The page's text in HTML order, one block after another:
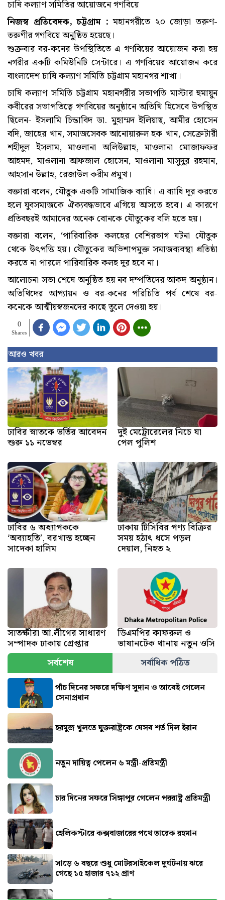
চাষি কল্যাণ সমিতির আয়োজনে গণবিয়ে
নিজস্ব প্রতিবেদক, চট্টগ্রাম : মহানগরীতে ২০ জোড়া তরুণ-
তরুণীর গণবিয়ে অনুষ্ঠিত হয়েছে।
শুক্রবার বর-কনের উপস্থিতিতে এ গণবিয়ের আয়োজন করা হয়
নগরীর একটি কমিউনিটি সেন্টারে। এ গণবিয়ের আয়োজন করে
বাংলাদেশ চাষি কল্যাণ সমিতি চট্টগ্রাম মহানগর শাখা।
চাষি কল্যাণ সমিতি চট্টগ্রাম মহানগরীর সভাপতি মাস্টার হুমায়ুন
কবীরের সভাপতিত্বে গণবিয়ের অনুষ্ঠানে অতিথি হিসেবে উপস্থিত
ছিলেন- ইসলামি চিন্তাবিদ ডা. মুহাম্মদ ইলিয়াছ, আমীর হোসেন
বদি, জাহের খান, সমাজসেবক আনোয়ারুল হক খান, সেক্রেটারী
শহীদুল ইসলাম, মাওলানা অলিউল্লাহ, মাওলানা মোজাফফর
আহমদ, মাওলানা আফজাল হোসেন, মাওলানা মাসুদুর রহমান,
আহসান উল্লাহ, রেজাউল করীম প্রমুখ।
বক্তারা বলেন, যৌতুক একটি সামাজিক ব্যাধি। এ ব্যাধি দূর করতে
হলে যুবসমাজকে ঐক্যবদ্ধভাবে এগিয়ে আসতে হবে। এ কারণে
প্রতিবছরই আমাদের অনেক বোনকে যৌতুকের বলি হতে হয়।
বক্তারা বলেন, ‘পারিবারিক কলহের বেশিরভাগ ঘটনা যৌতুক
থেকে উৎপত্তি হয়। যৌতুকের অভিশাপমুক্ত সমাজব্যবস্থা প্রতিষ্ঠা
করতে না পারলে পারিবারিক কলহ দূর হবে না।
আলোচনা সভা শেষে অনুষ্ঠিত হয় নব দম্পতিদের আকদ অনুষ্ঠান।
অতিথিদের আপ্যায়ন ও বর-কনের পরিচিতি পর্ব শেষে বর-
কনেকে আত্মীয়স্বজনদের কাছে তুলে দেওয়া হয়।
0
Shares
আরও খবর
ঢাবির স্নাতকে ভর্তির আবেদন
শুরু ১১ নভেম্বর
দুই মেট্রোরেলের নিচে যা
পেল পুলিশ
ঢাবির ৬ অধ্যাপককে
‘অব্যাহতি’, বরখাস্ত হচ্ছেন
সাদেকা হালিম
ঢাকায় টিসিবির পণ্য বিক্রির
সময় হঠাৎ ধসে পড়ল
দেয়াল, নিহত ২
সাতক্ষীরা আ.লীগের সাধারণ
সম্পাদক ঢাকায় গ্রেপ্তার
ডিএমপির কাফরুল ও
ভাষানটেক থানায় নতুন ওসি
সর্বশেষ
সর্বাধিক পঠিত
পাঁচ দিনের সফরে দক্ষিণ সুদান ও আবেই গেলেন
সেনাপ্রধান
হরমুজ খুলতে যুক্তরাষ্ট্রকে যেসব শর্ত দিল ইরান
নতুন দায়িত্ব পেলেন ৬ মন্ত্রী-প্রতিমন্ত্রী
চার দিনের সফরে সিঙ্গাপুর গেলেন পররাষ্ট্র প্রতিমন্ত্রী
হেলিকপ্টারে কক্সবাজারের পথে তারেক রহমান
সাড়ে ৬ বছরে শুধু মোটরসাইকেল দুর্ঘটনায় ঝরে
গেছে ১৫ হাজার ৭১২ প্রাণ